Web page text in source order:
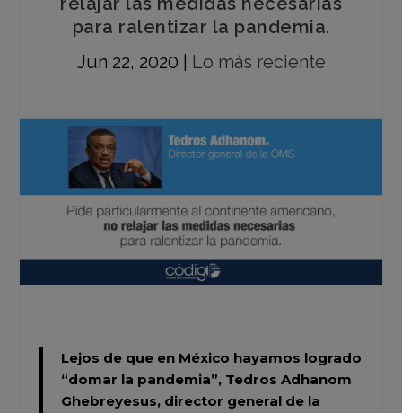
para ralentizar la pandemia.
Jun 22, 2020
Lo más reciente
Lejos de que en México hayamos logrado
“domar la pandemia”, Tedros Adhanom
Ghebreyesus, director general de la